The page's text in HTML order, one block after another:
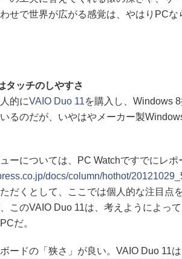
せで世界が広がる感覚は、やはりPCな
タッチのしやすさ
的にVAIO Duo 11を購入し、Windows
るのだが、いやはやメーカー製
ーについては、PC Watchですでにレポ
docs/column/hothot/
だくとして、ここでは個人的な注目点
このVAIO Duo 11は、考えようによっ
だ。
ードの「狭さ」が良い。VAIO Duo 11